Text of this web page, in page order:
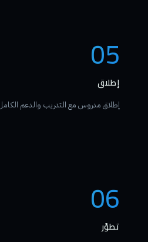
05
إطلاق
إطلاق مدروس مع التدريب والدعم
06
تطوّر